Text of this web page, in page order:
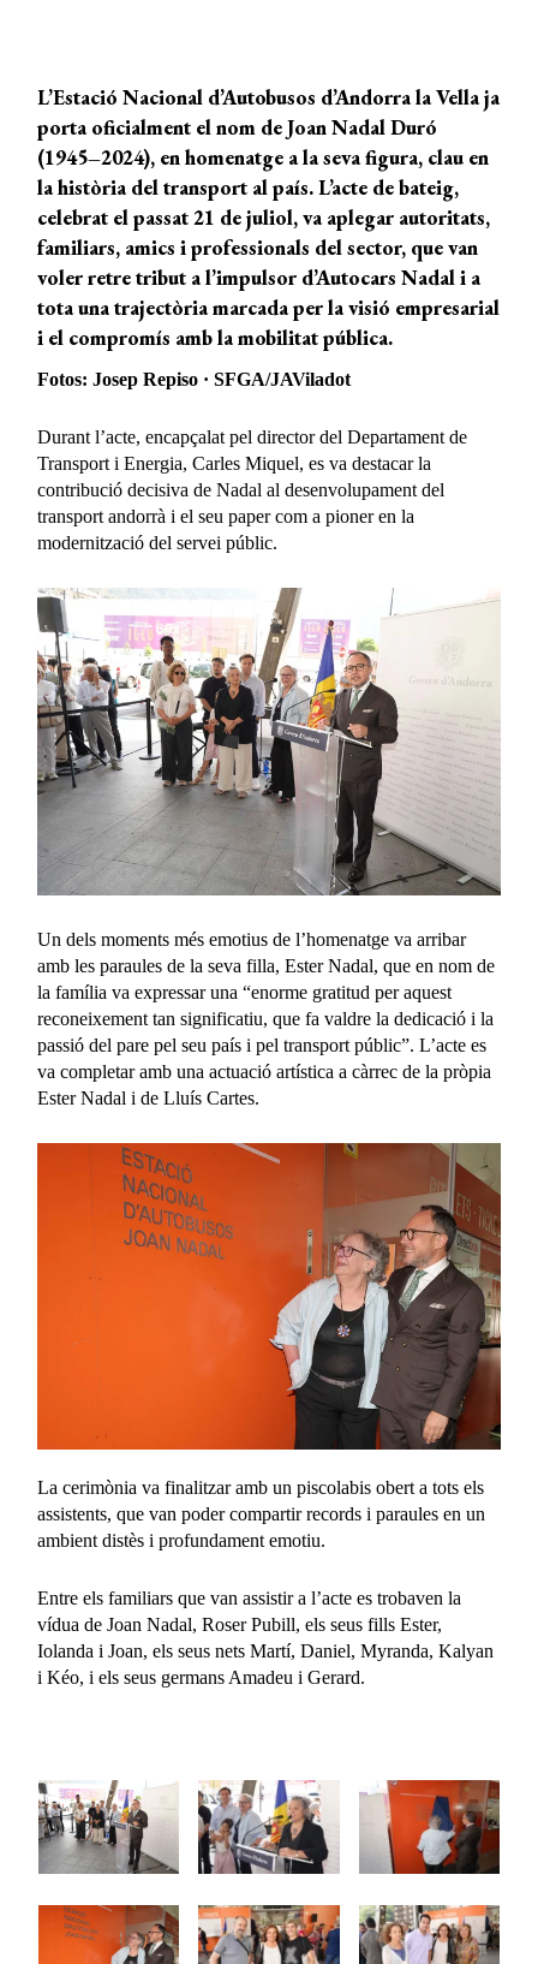
L’Estació Nacional d’Autobusos d’Andorra la Vella ja
porta oficialment el nom de Joan Nadal Duró
(1945–2024), en homenatge a la seva figura, clau en
la història del transport al país. L’acte de bateig,
celebrat el passat 21 de juliol, va aplegar autoritats,
familiars, amics i professionals del sector, que van
voler retre tribut a l’impulsor d’Autocars Nadal i a
tota una trajectòria marcada per la visió empresarial
i el compromís amb la mobilitat pública.
Fotos: Josep Repiso · SFGA/JAViladot
Durant l’acte, encapçalat pel director del Departament de
Transport i Energia, Carles Miquel, es va destacar la
contribució decisiva de Nadal al desenvolupament del
transport andorrà i el seu paper com a pioner en la
modernització del servei públic.
Un dels moments més emotius de l’homenatge va arribar
amb les paraules de la seva filla, Ester Nadal, que en nom de
la família va expressar una “enorme gratitud per aquest
reconeixement tan significatiu, que fa valdre la dedicació i la
passió del pare pel seu país i pel transport públic”. L’acte es
va completar amb una actuació artística a càrrec de la pròpia
Ester Nadal i de Lluís Cartes.
La cerimònia va finalitzar amb un piscolabis obert a tots els
assistents, que van poder compartir records i paraules en un
ambient distès i profundament emotiu.
Entre els familiars que van assistir a l’acte es trobaven la
vídua de Joan Nadal, Roser Pubill, els seus fills Ester,
Iolanda i Joan, els seus nets Martí, Daniel, Myranda, Kalyan
i Kéo, i els seus germans Amadeu i Gerard.